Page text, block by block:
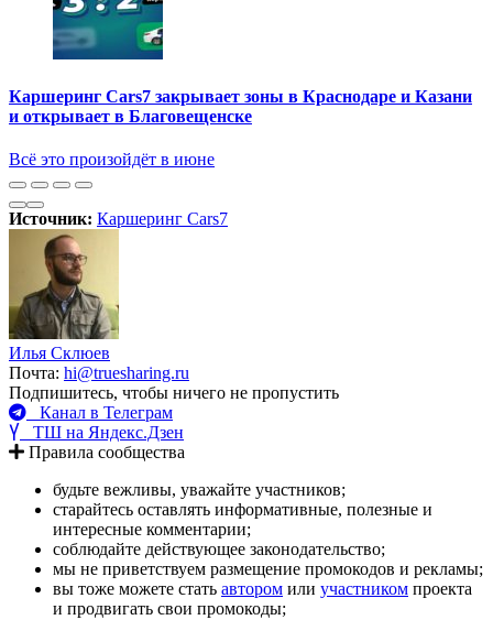
Каршеринг Cars7 закрывает зоны в Краснодаре и Казани
и открывает в Благовещенске
Всё это произойдёт в июне
Источник: Каршеринг Cars7
Илья Склюев
Почта: hi@truesharing.ru
Подпишитесь, чтобы ничего не пропустить
Канал в Телеграм
ТШ на Яндекс.Дзен
Правила сообщества
будьте вежливы, уважайте участников;
старайтесь оставлять информативные, полезные и
интересные комментарии;
соблюдайте действующее законодательство;
мы не приветствуем размещение промокодов и рекламы;
вы тоже можете стать автором или участником проекта
и продвигать свои промокоды;